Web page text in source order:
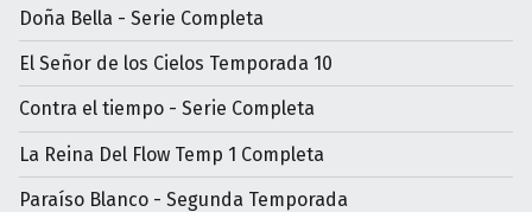
Doña Bella - Serie Completa
El Señor de los Cielos Temporada 10
Contra el tiempo - Serie Completa
La Reina Del Flow Temp 1 Completa
Paraíso Blanco - Segunda Temporada